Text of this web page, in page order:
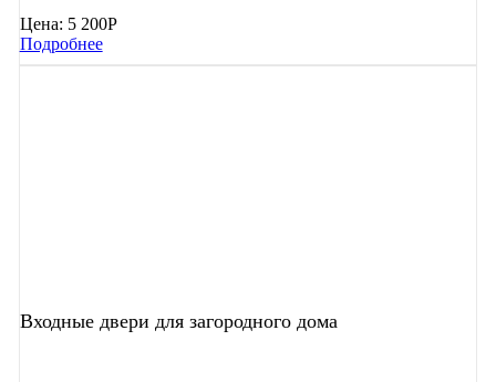
Цена: 5 200Р
Подробнее
Входные двери для загородного дома